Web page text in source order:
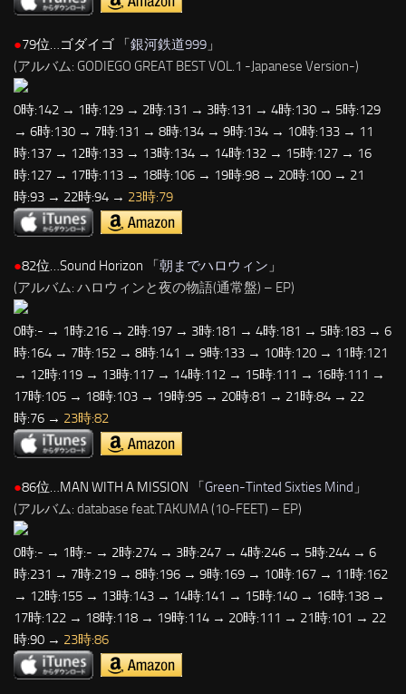
●79位…ゴダイゴ 「銀河鉄道999 」
(アルバム: GODIEGO GREAT BEST VOL.1 -Japanese Version-)
0時:142 → 1時:129 → 2時:131 → 3時:131 → 4時:130 → 5時:129
→ 6時:130 → 7時:131 → 8時:134 → 9時:134 → 10時:133 → 11
時:137 → 12時:133 → 13時:134 → 14時:132 → 15時:127 → 16
時:127 → 17時:113 → 18時:106 → 19時:98 → 20時:100 → 21
時:93 → 22時:94 → 23時:79
●82位…Sound Horizon 「朝までハロウィン 」
(アルバム: ハロウィンと夜の物語(通常盤) – EP)
0時:- → 1時:216 → 2時:197 → 3時:181 → 4時:181 → 5時:183 → 6
時:164 → 7時:152 → 8時:141 → 9時:133 → 10時:120 → 11時:121
→ 12時:119 → 13時:117 → 14時:112 → 15時:111 → 16時:111 →
17時:105 → 18時:103 → 19時:95 → 20時:81 → 21時:84 → 22
時:76 → 23時:82
●86位…MAN WITH A MISSION 「Green-Tinted Sixties Mind 」
(アルバム: database feat.TAKUMA (10-FEET) – EP)
0時:- → 1時:- → 2時:274 → 3時:247 → 4時:246 → 5時:244 → 6
時:231 → 7時:219 → 8時:196 → 9時:169 → 10時:167 → 11時:162
→ 12時:155 → 13時:143 → 14時:141 → 15時:140 → 16時:138 →
17時:122 → 18時:118 → 19時:114 → 20時:111 → 21時:101 → 22
時:90 → 23時:86